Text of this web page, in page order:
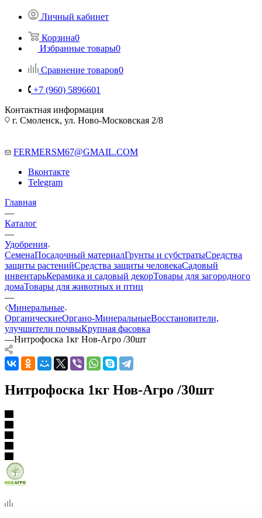
Личный кабинет
Корзина0
Избранные товары0
Сравнение товаров0
+7 (960) 5896601
Контактная информация
г. Смоленск, ул. Ново-Московская 2/8
FERMERSM67@GMAIL.COM
Вконтакте
Telegram
Главная
—
Каталог
—
Удобрения
СеменаПосадочный материалГрунты и субстратыСредства
защиты растенийСредства защиты человекаСадовый
инвентарьКерамика и садовый декорТовары для загородного
домаТовары для животных и птиц
—
Минеральные
ОрганическиеОргано-МинеральныеВосстановители,
улучшители почвыКрупная фасовка
—Нитрофоска 1кг Нов-Агро /30шт
Нитрофоска 1кг Нов-Агро /30шт